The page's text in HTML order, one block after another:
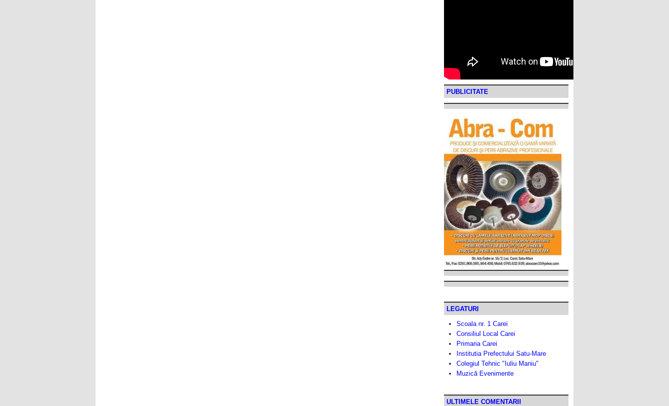
PUBLICITATE
LEGATURI
Scoala nr. 1 Carei
Consiliul Local Carei
Primaria Carei
Institutia Prefectului Satu-Mare
Colegiul Tehnic "Iuliu Maniu"
Muzică Evenimente
ULTIMELE COMENTARII